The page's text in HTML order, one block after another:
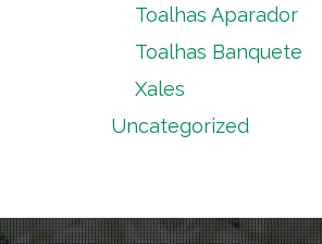
Toalhas Aparador
Toalhas Banquete
Xales
Uncategorized